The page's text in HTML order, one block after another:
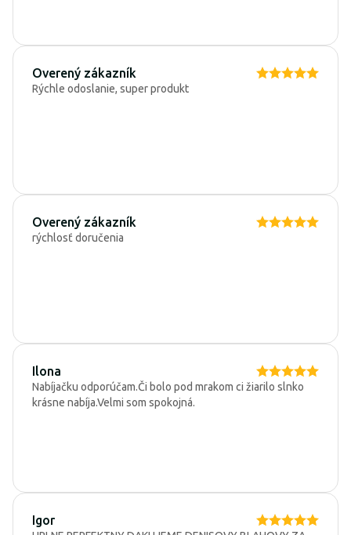
Overený zákazník
Rýchle odoslanie, super produkt
Overený zákazník
rýchlosť doručenia
Ilona
Nabíjačku odporúčam.Či bolo pod mrakom ci žiarilo slnko
krásne nabíja.Velmi som spokojná.
Igor